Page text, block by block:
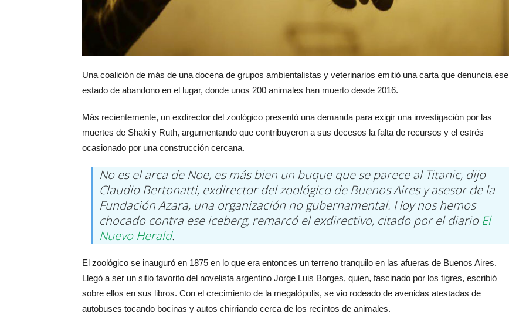
Una coalición de más de una docena de grupos ambientalistas y veterinarios emitió una carta que denuncia ese
estado de abandono en el lugar, donde unos 200 animales han muerto desde 2016.
Más recientemente, un exdirector del zoológico presentó una demanda para exigir una investigación por las
muertes de Shaki y Ruth, argumentando que contribuyeron a sus decesos la falta de recursos y el estrés
ocasionado por una construcción cercana.
No es el arca de Noe, es más bien un buque que se parece al Titanic, dijo
Claudio Bertonatti, exdirector del zoológico de Buenos Aires y asesor de la
Fundación Azara, una organización no gubernamental. Hoy nos hemos
chocado contra ese iceberg, remarcó el exdirectivo, citado por el diario El
Nuevo Herald.
El zoológico se inauguró en 1875 en lo que era entonces un terreno tranquilo en las afueras de Buenos Aires.
Llegó a ser un sitio favorito del novelista argentino Jorge Luis Borges, quien, fascinado por los tigres, escribió
sobre ellos en sus libros. Con el crecimiento de la megalópolis, se vio rodeado de avenidas atestadas de
autobuses tocando bocinas y autos chirriando cerca de los recintos de animales.